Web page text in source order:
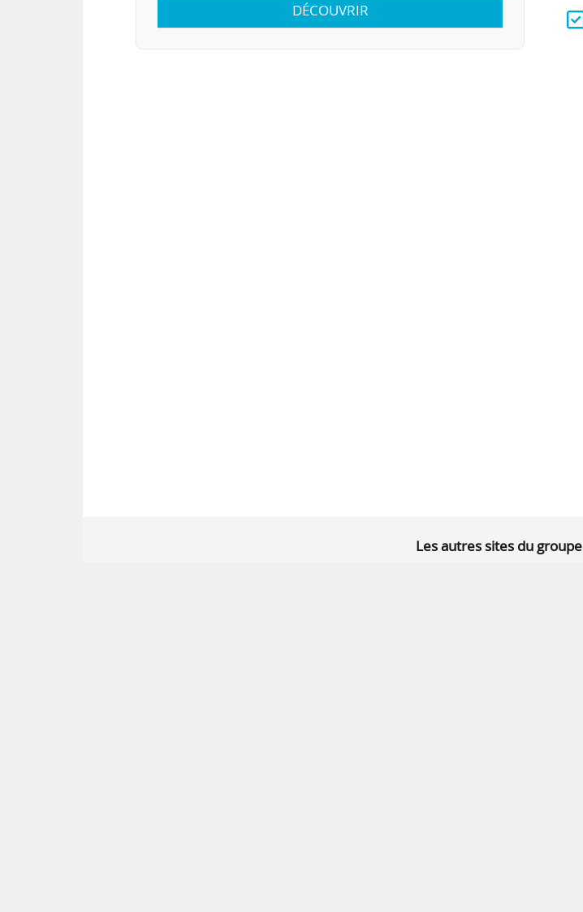
DÉCOUVRIR
Les autres sites du groupe